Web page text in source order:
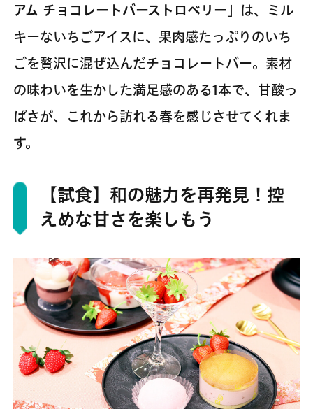
アム チョコレートバーストロベリー 」は、ミル
キーないちごアイスに、果肉感たっぷりのいち
ごを贅沢に混ぜ込んだチョコレートバー。素材
の味わいを生かした満足感のある1本で、甘酸っ
ぱさが、これから訪れる春を感じさせてくれま
す。
【試食】和の魅力を再発見！控
えめな甘さを楽しもう